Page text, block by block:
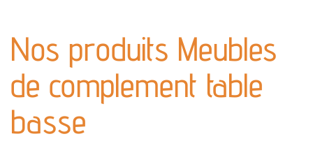
séjours
meubles de complément
chambres et dressing
Nos produits Meubles
de complement table
basse